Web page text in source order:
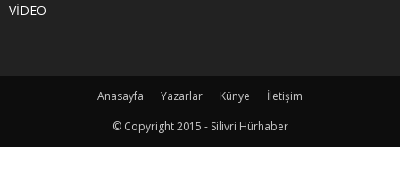
VİDEO
Anasayfa Yazarlar Künye
İletişim
© Copyright 2015 - Silivri Hürhaber